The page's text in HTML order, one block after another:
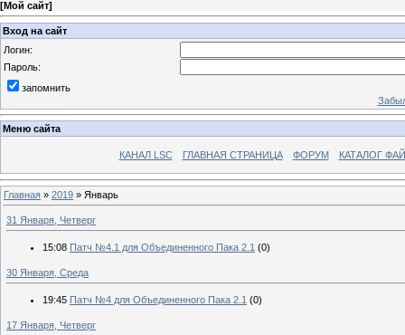
[Мой сайт]
Вход на сайт
Логин:
Пароль:
запомнить
Меню сайта
КАНАЛ LSC ГЛАВНАЯ СТРАНИЦА ФОРУМ КАТАЛОГ
Главная » 2019 » Январь
31 Января, Четверг
15:08 Патч №4.1 для Объединенного Пака 2.1 (0)
30 Января, Среда
19:45 Патч №4 для Объединенного Пака 2.1 (0)
17 Января, Четверг